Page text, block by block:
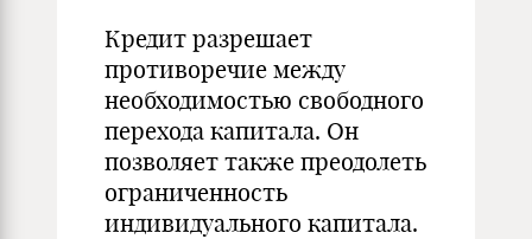
Кредит разрешает
противоречие между
необходимостью свободного
перехода капитала. Он
позволяет также преодолеть
ограниченность
индивидуального капитала.